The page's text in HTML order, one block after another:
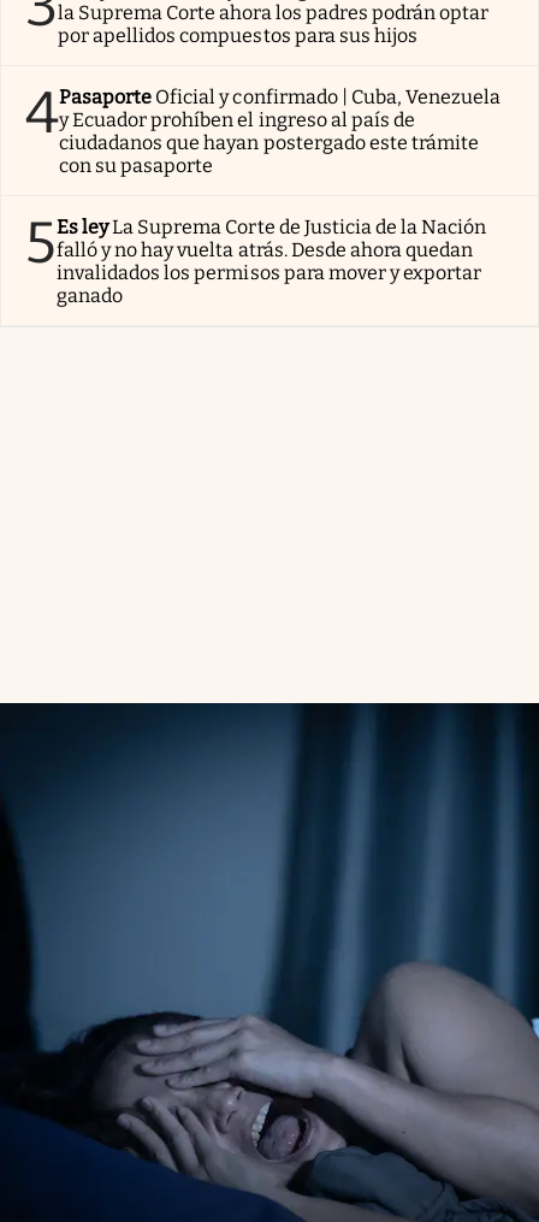
la Suprema Corte ahora los padres podrán optar
por apellidos compuestos para sus hijos
4Pasaporte Oficial y confirmado | Cuba, Venezuela
y Ecuador prohíben el ingreso al país de
ciudadanos que hayan postergado este trámite
con su pasaporte
5Es leyLa Suprema Corte de Justicia de la Nación
falló y no hay vuelta atrás. Desde ahora quedan
invalidados los permisos para mover y exportar
ganado